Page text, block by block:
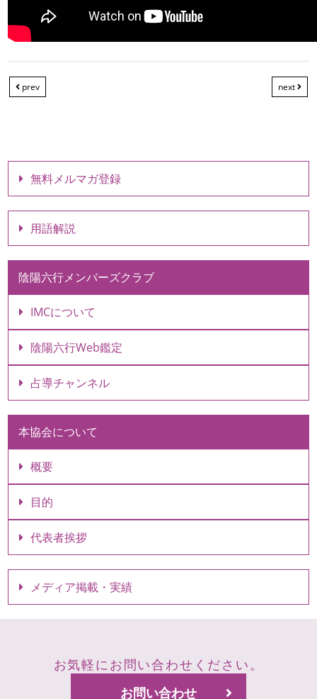
prev next
無料メルマガ登録
用語解説
陰陽六行メンバーズクラブ
IMCについて
陰陽六行Web鑑定
占導チャンネル
本協会について
概要
目的
代表者挨拶
メディア掲載・実績
お気軽にお問い合わせください。
お問い合わせ